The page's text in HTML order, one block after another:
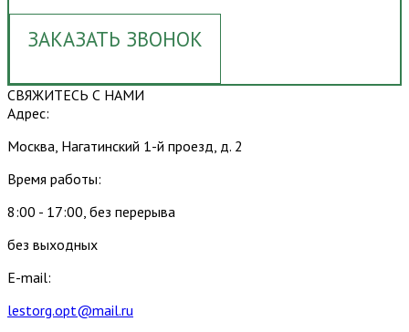
ЗАКАЗАТЬ ЗВОНОК
СВЯЖИТЕСЬ С НАМИ
Адрес:
Москва, Нагатинский 1-й проезд, д. 2
Время работы:
8:00 - 17:00, без перерыва
без выходных
E-mail:
lestorg.opt@mail.ru